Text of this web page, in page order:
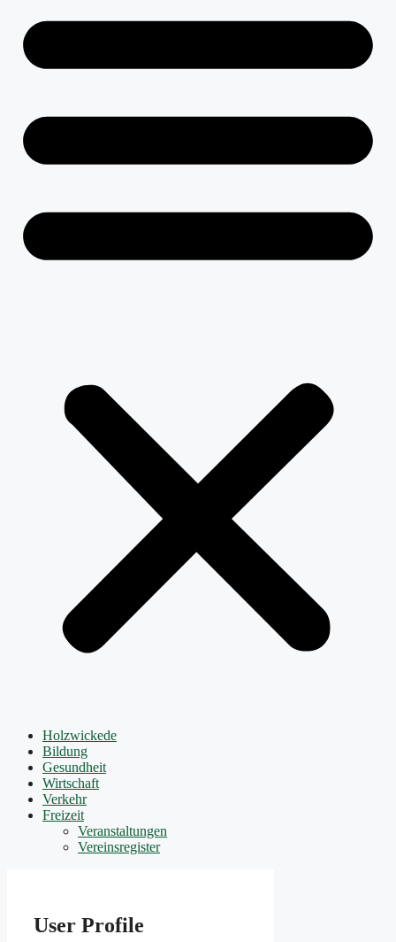
Holzwickede
Bildung
Gesundheit
Wirtschaft
Verkehr
Freizeit
Veranstaltungen
Vereinsregister
User Profile